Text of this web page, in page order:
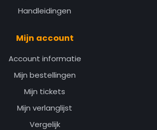
Handleidingen
Mijn account
Account informatie
Mijn bestellingen
Mijn tickets
Mijn verlanglijst
Vergelijk